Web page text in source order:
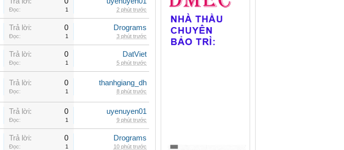
Đọc: 1 2 phút trước
Trả lời: 0
Đọc: 1
Drograms
3 phút trước
Trả lời: 0
Đọc: 1
DatViet
5 phút trước
Trả lời: 0
Đọc: 1
thanhgiang_dh
8 phút trước
Trả lời: 0
Đọc: 1
uyenuyen01
9 phút trước
Trả lời: 0
Đọc: 1
Drograms
10 phút trước